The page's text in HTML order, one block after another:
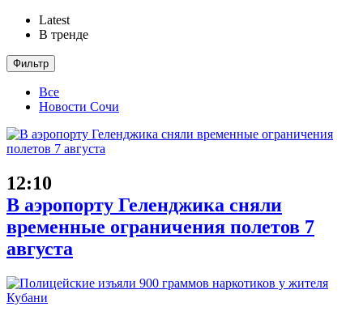
Latest
В тренде
Фильтр
Все
Новости Сочи
12:10
В аэропорту Геленджика сняли
временные ограничения полетов 7
августа